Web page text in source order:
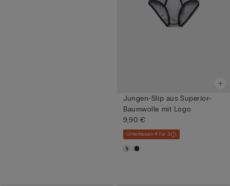
Jungen-Slip aus Superior-
Baumwolle mit Logo
9,90 €
Unterhosen 4 für 3